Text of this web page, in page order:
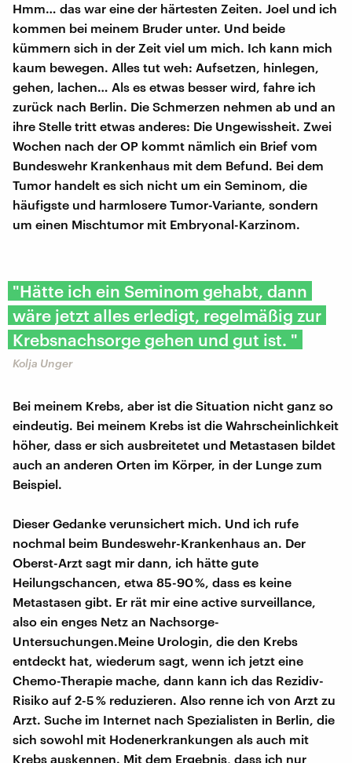
Hmm… das war eine der härtesten Zeiten. Joel und ich
kommen bei meinem Bruder unter. Und beide
kümmern sich in der Zeit viel um mich. Ich kann mich
kaum bewegen. Alles tut weh: Aufsetzen, hinlegen,
gehen, lachen… Als es etwas besser wird, fahre ich
zurück nach Berlin. Die Schmerzen nehmen ab und an
ihre Stelle tritt etwas anderes: Die Ungewissheit. Zwei
Wochen nach der OP kommt nämlich ein Brief vom
Bundeswehr Krankenhaus mit dem Befund. Bei dem
Tumor handelt es sich nicht um ein Seminom, die
häufigste und harmlosere Tumor-Variante, sondern
um einen Mischtumor mit Embryonal-Karzinom.
"Hätte ich ein Seminom gehabt, dann
wäre jetzt alles erledigt, regelmäßig zur
Krebsnachsorge gehen und gut ist. "
Kolja Unger
Bei meinem Krebs, aber ist die Situation nicht ganz so
eindeutig. Bei meinem Krebs ist die Wahrscheinlichkeit
höher, dass er sich ausbreitetet und Metastasen bildet
auch an anderen Orten im Körper, in der Lunge zum
Beispiel.
Dieser Gedanke verunsichert mich. Und ich rufe
nochmal beim Bundeswehr-Krankenhaus an. Der
Oberst-Arzt sagt mir dann, ich hätte gute
Heilungschancen, etwa 85-90 %, dass es keine
Metastasen gibt. Er rät mir eine active surveillance,
also ein enges Netz an Nachsorge-
Untersuchungen.Meine Urologin, die den Krebs
entdeckt hat, wiederum sagt, wenn ich jetzt eine
Chemo-Therapie mache, dann kann ich das Rezidiv-
Risiko auf 2-5 % reduzieren. Also renne ich von Arzt zu
Arzt. Suche im Internet nach Spezialisten in Berlin, die
sich sowohl mit Hodenerkrankungen als auch mit
Krebs auskennen. Mit dem Ergebnis, dass ich nur